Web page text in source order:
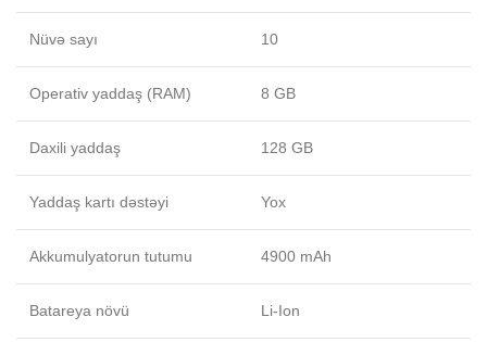
Nüvə sayı 10
Operativ yaddaş (RAM) 8 GB
Daxili yaddaş 128 GB
Yaddaş kartı dəstəyi Yox
Akkumulyatorun tutumu 4900 mAh
Batareya növü Li-Ion